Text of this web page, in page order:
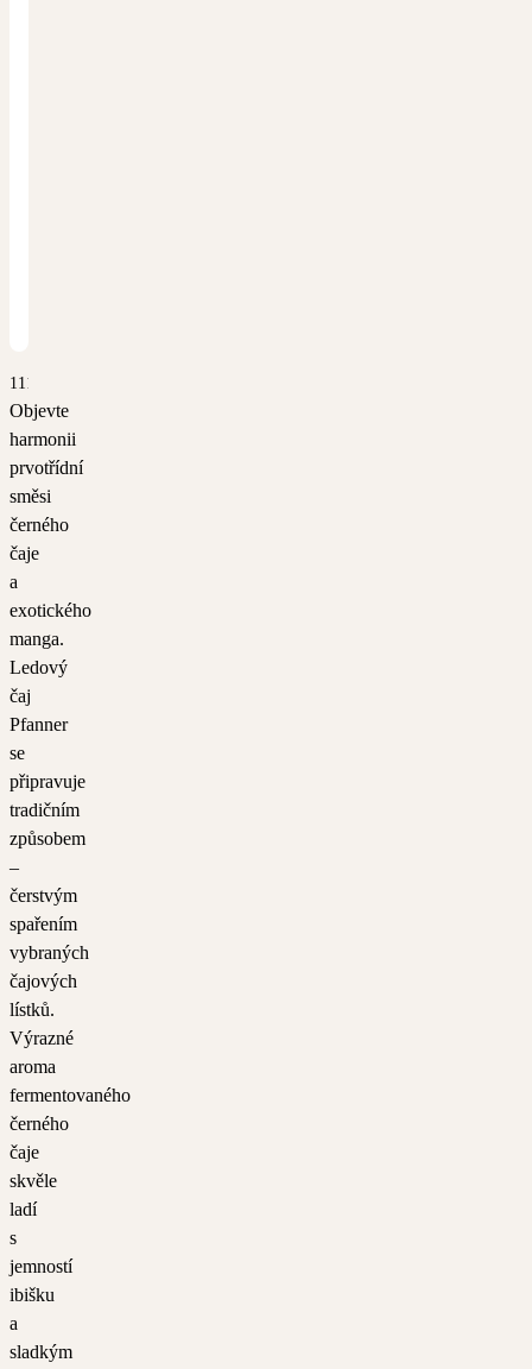
1111
Objevte
harmonii
prvotřídní
směsi
černého
čaje
a
exotického
manga.
Ledový
čaj
Pfanner
se
připravuje
tradičním
způsobem
–
čerstvým
spařením
vybraných
čajových
lístků.
Výrazné
aroma
fermentovaného
černého
čaje
skvěle
ladí
s
jemností
ibišku
a
sladkým